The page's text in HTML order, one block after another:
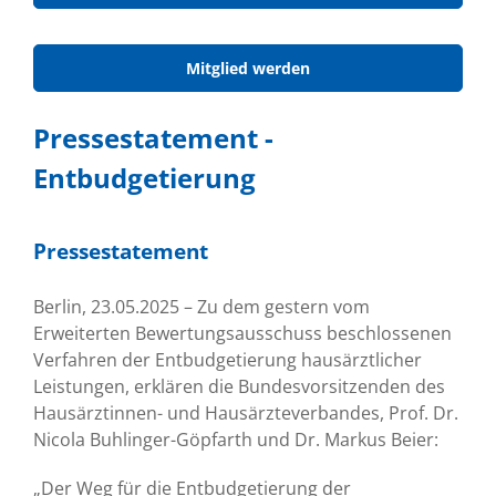
Mitglied werden
Pressestatement -
Entbudgetierung
Pressestatement
Berlin, 23.05.2025 – Zu dem gestern vom
Erweiterten Bewertungsausschuss beschlossenen
Verfahren der Entbudgetierung hausärztlicher
Leistungen, erklären die Bundesvorsitzenden des
Hausärztinnen- und Hausärzteverbandes, Prof. Dr.
Nicola Buhlinger-Göpfarth und Dr. Markus Beier:
„Der Weg für die Entbudgetierung der